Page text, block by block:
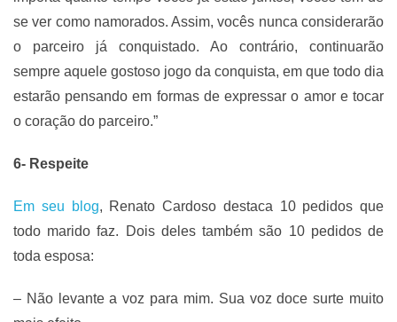
se ver como namorados. Assim, vocês nunca considerarão
o parceiro já conquistado. Ao contrário, continuarão
sempre aquele gostoso jogo da conquista, em que todo dia
estarão pensando em formas de expressar o amor e tocar
o coração do parceiro.”
6- Respeite
Em seu blog, Renato Cardoso destaca 10 pedidos que
todo marido faz. Dois deles também são 10 pedidos de
toda esposa:
– Não levante a voz para mim. Sua voz doce surte muito